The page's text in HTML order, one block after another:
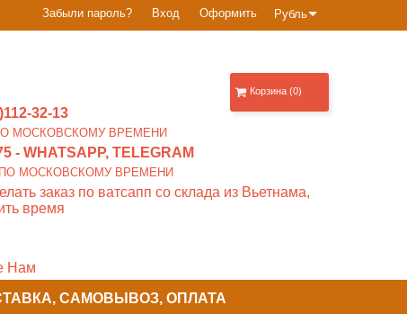
Рубль
Забыли пароль? Вход Оформить
32-13
ПО МОСКОВСКОМУ ВРЕМЕНИ
- WHATSAPP, TELEGRAM
ПО МОСКОВСКОМУ ВРЕМЕНИ
заказ по ватсапп со склада из Вьетнама,
время
Нам
Корзина (0)
САМОВЫВОЗ, ОПЛАТА